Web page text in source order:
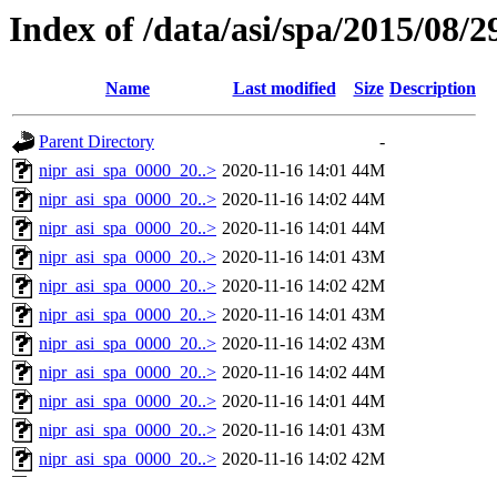
Index of /data/asi/spa/2015/08/
Name Last modified Size Description
Parent Directory
-
nipr_asi_spa_0000_20..> 2020-11-16 14:01 44M
nipr_asi_spa_0000_20..> 2020-11-16 14:02 44M
nipr_asi_spa_0000_20..> 2020-11-16 14:01 44M
nipr_asi_spa_0000_20..> 2020-11-16 14:01 43M
nipr_asi_spa_0000_20..> 2020-11-16 14:02 42M
nipr_asi_spa_0000_20..> 2020-11-16 14:01 43M
nipr_asi_spa_0000_20..> 2020-11-16 14:02 43M
nipr_asi_spa_0000_20..> 2020-11-16 14:02 44M
nipr_asi_spa_0000_20..> 2020-11-16 14:01 44M
nipr_asi_spa_0000_20..> 2020-11-16 14:01 43M
nipr_asi_spa_0000_20..> 2020-11-16 14:02 42M